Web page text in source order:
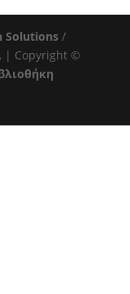
Solutions /
| Copyright ©